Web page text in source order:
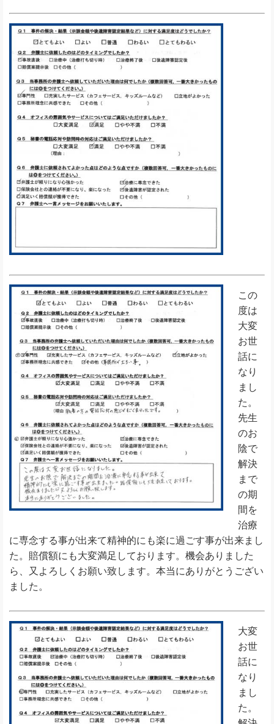
この
度は
大変
お世
話に
なり
まし
た。
先生
のお
陰で
解決
まで
の期
間を
治療
に専念する事が出来て精神的にも楽に過ごす事が出来まし
た。賠償額にも大変満足しております。機会ありました
ら、又よろしくお願い致します。本当にありがとうござい
ました。
大変
お世
話に
なり
まし
た。